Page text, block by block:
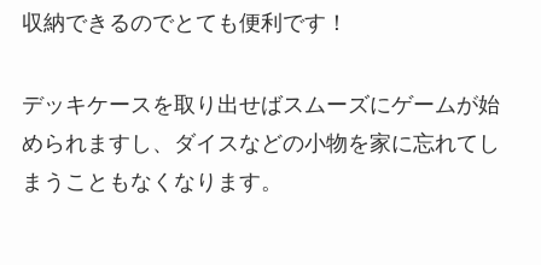
収納できるのでとても便利です！
デッキケースを取り出せばスムーズにゲームが始
められますし、ダイスなどの小物を家に忘れてし
まうこともなくなります。